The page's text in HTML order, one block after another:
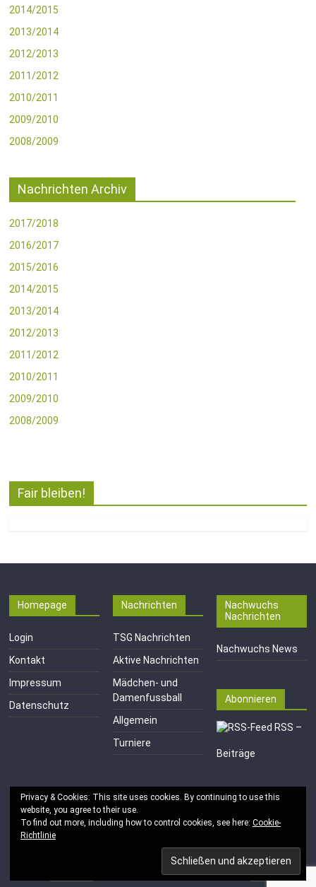
2014/2015
2013/2014
2012/2013
2011/2012
2010/2011
2009/2010
2008/2009
Nachrichten Archiv
2017/2018
2016/2017
2015/2016
2014/2015
2013/2014
2012/2013
2011/2012
2010/2011
2009/2010
2008/2009
Fair bleiben!
Homepage
Login
Kontakt
Impressum
Datenschutz
Nachrichten
TSG Nachrichten
Aktive Nachrichten
Mädchen- und
Damenfussball
Allgemein
Turniere
Nachwuchs
Nachrichten
Nachwuchs News
Abonnieren
RSS –
Beiträge
Privacy & Cookies: This site uses cookies. By continuing to use this
website, you agree to their use.
To find out more, including how to control cookies, see here: Cookie-
Richtlinie
Copyright © 2026
vorbehalten.
von ThemeGrill. Bereitgestellt vonWordPress